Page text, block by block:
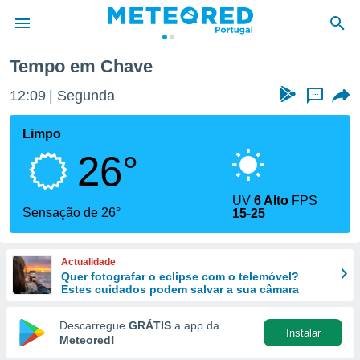
da
foi
fornecidas
a este
das
e
forma
digital
Tempo em Chave
12:09 Segunda ...
Limpo
26°
Sensação de 26°
UV6 Alto FPS
15-25
Actualidade
Quer fotografar o eclipse com o telemóvel?
Estes cuidados podem salvar a sua câmara
Descarregue GRÁTIS a app da
Meteored!
Instalar